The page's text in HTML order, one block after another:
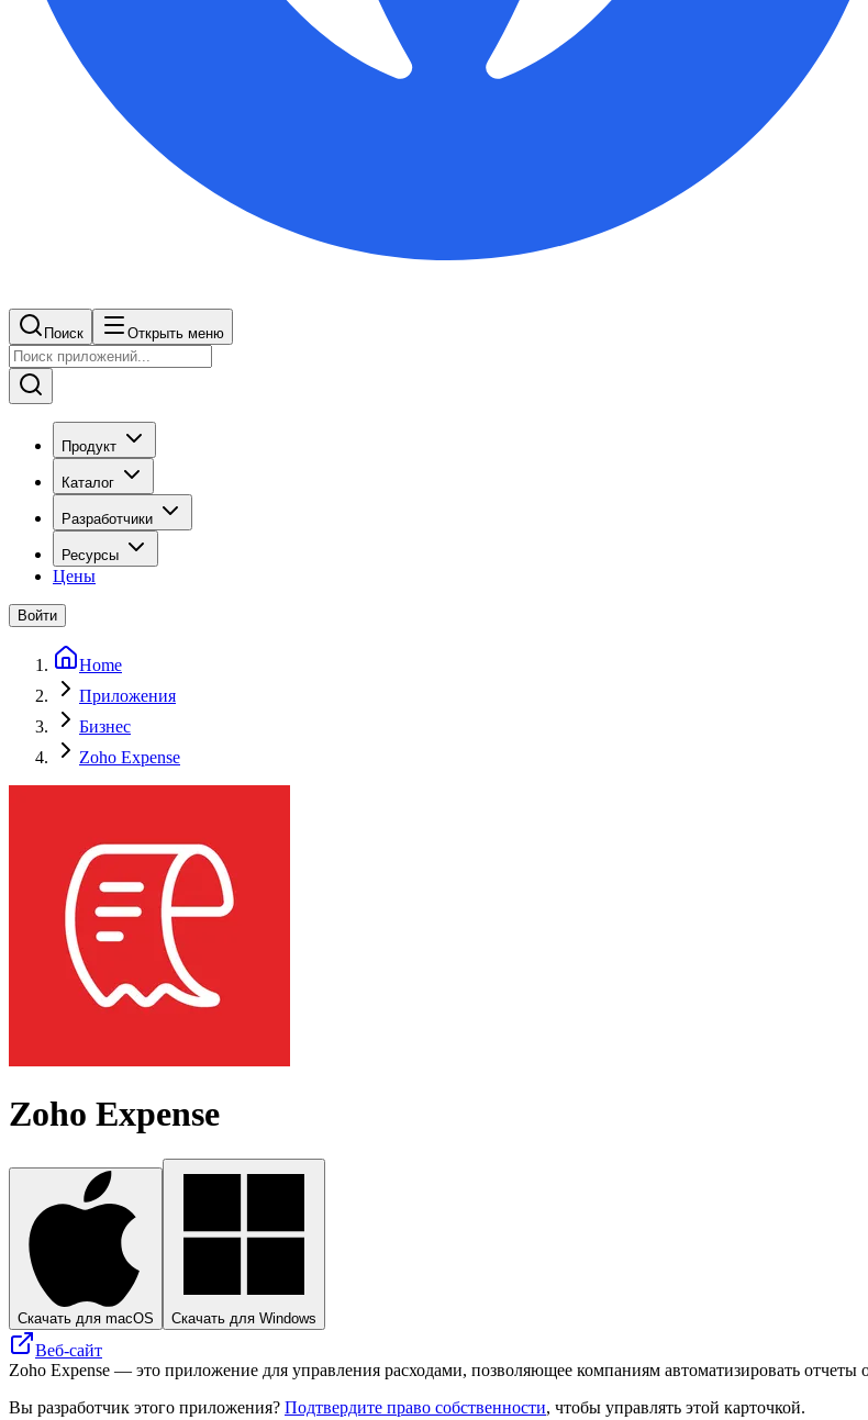
Поиск Открыть меню
Продукт
Каталог
Разработчики
Ресурсы
Цены
Войти
Home
Приложения
Бизнес
Zoho Expense
Zoho Expense
Скачать для macOS Скачать для Windows
Веб-сайт
Zoho Expense — это приложение для управления расходами, позволяющее компаниям автоматизировать отчеты
Вы разработчик этого приложения? Подтвердите право собственности, чтобы управлять этой карточкой.